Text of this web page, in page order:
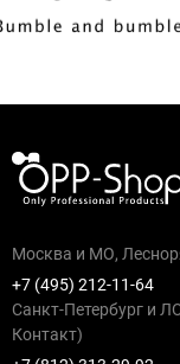
Москва и МО,
+7 (495) 212-11-64
Санкт-Петербург и
Контакт)